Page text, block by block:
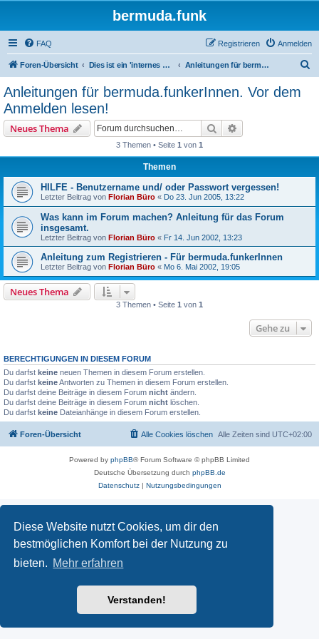
Diese Website nutzt Cookies, um dir den
bestmöglichen Komfort bei der Nutzung zu
bieten. Mehr erfahren
Verstanden!
bermuda.funk
FAQ Anmelden
Registrieren
Foren-Übersicht Dies ist ein 'internes Forum' nur für bermuda.funkerInnen ... Anleitungen für bermuda.funkerInnen. Vor dem Anmelden lesen!
Anleitungen für bermuda.funkerInnen. Vor dem
Anmelden lesen!
Neues Thema Suche
3 Themen • Seite 1 von 1
Themen
HILFE - Benutzername und/ oder Passwort vergessen!
Letzter Beitrag von Florian Büro « Do 23. Jun 2005, 13:22
Was kann im Forum machen? Anleitung für das Forum
insgesamt.
Letzter Beitrag von Florian Büro « Fr 14. Jun 2002, 13:23
Anleitung zum Registrieren - Für bermuda.funkerInnen
Letzter Beitrag von Florian Büro « Mo 6. Mai 2002, 19:05
Neues Thema
3 Themen • Seite 1 von 1
Gehe zu
BERECHTIGUNGEN IN DIESEM FORUM
Du darfst keine neuen Themen in diesem Forum erstellen.
Du darfst keineAntworten zu Themen in diesem Forum erstellen.
Du darfst deine Beiträge in diesem Forum nicht ändern.
Du darfst deine Beiträge in diesem Forum nicht löschen.
Du darfst keine Dateianhänge in diesem Forum erstellen.
Foren-Übersicht Alle Zeiten sind UTC+02:00
Alle Cookies löschen
Powered by phpBB® Forum Software © phpBB Limited
Deutsche Übersetzung durch phpBB.de
Datenschutz| Nutzungsbedingungen